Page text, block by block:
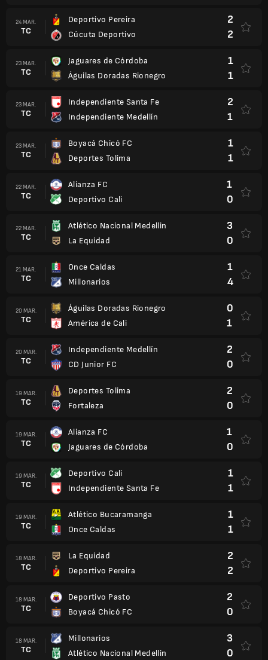
24 MAR.
TC
Deportivo Pereira
Cúcuta Deportivo
2
2
23 MAR.
TC
Jaguares de Córdoba
Águilas Doradas Rionegro
1
1
23 MAR.
TC
Independiente Santa Fe
Independiente Medellín
2
1
23 MAR.
TC
Boyacá Chicó FC
Deportes Tolima
1
1
22 MAR.
TC
Alianza FC
Deportivo Cali
1
0
22 MAR.
TC
Atlético Nacional Medellin
La Equidad
3
0
21 MAR.
TC
Once Caldas
Millonarios
1
4
20 MAR.
TC
Águilas Doradas Rionegro
América de Cali
0
1
20 MAR.
TC
Independiente Medellín
CD Junior FC
2
0
19 MAR.
TC
Deportes Tolima
Fortaleza
2
0
19 MAR.
TC
Alianza FC
Jaguares de Córdoba
1
0
19 MAR.
TC
Deportivo Cali
Independiente Santa Fe
1
1
19 MAR.
TC
Atlético Bucaramanga
Once Caldas
1
1
18 MAR.
TC
La Equidad
Deportivo Pereira
2
2
18 MAR.
TC
Deportivo Pasto
Boyacá Chicó FC
2
0
18 MAR.
TC
Millonarios
Atlético Nacional Medellin
3
0